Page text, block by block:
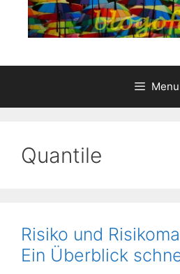
Menu
Quantile
Risiko und
Ein Überblick